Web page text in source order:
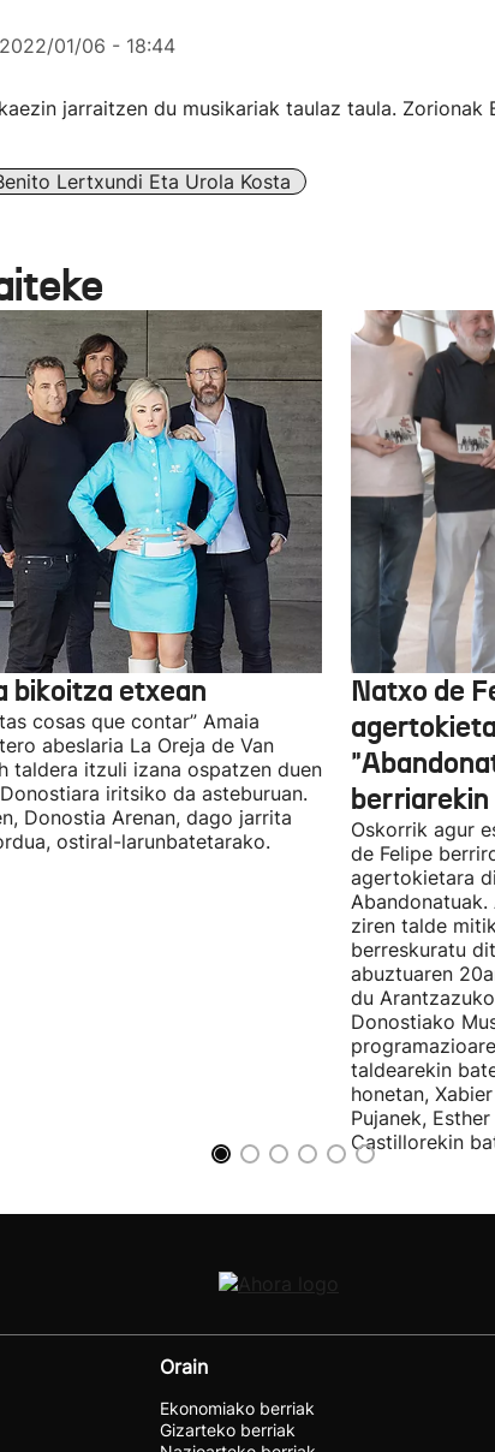
2022/01/06 - 18:44
jarraitzen du musikariak taulaz taula. Zorionak
Lertxundi Eta Urola Kosta
bikoitza etxean
cosas que contar” Amaia
abeslaria La Oreja de Van
taldera itzuli izana ospatzen duen
iritsiko da asteburuan.
Donostia Arenan, dago jarrita
ostiral-larunbatetarako.
Natxo de
berriarekin
Oskorrik agur
de Felipe
agertokietara
ziren talde
berreskuratu
abuztuaren
du
Donostiako
taldearekin
honetan,
Pujanek,
Castillorekin
Orain
Ekonomiako berriak
Gizarteko berriak